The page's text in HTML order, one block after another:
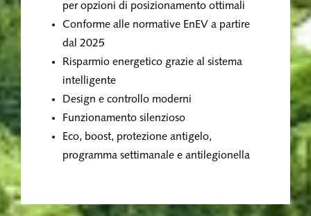
per opzioni di posizionamento ottimali
Conforme alle normative EnEV a partire
dal 2025
Risparmio energetico grazie al sistema
intelligente
Design e controllo moderni
Funzionamento silenzioso
Eco, boost, protezione antigelo,
programma settimanale e antilegionella